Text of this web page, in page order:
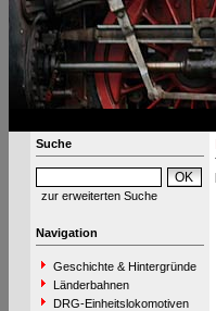
Suche
zur erweiterten Suche
Navigation
Geschichte & Hintergründe
Länderbahnen
DRG-Einheitslokomotiven